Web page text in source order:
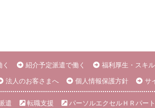
紹介予定派遣で働く 福利厚生・スキ
法人のお客さまへ 個人情報保護方針 サ
遣 転職支援 パーソルエクセルＨＲパー